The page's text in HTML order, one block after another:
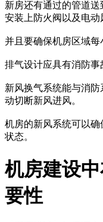
新房还有通过的管道
安装上防火阀以及电动
并且要确保机房区域每
排气设计应具有消防事
新风换气系统能与消
动切断新风进风。
机房的新风系统可以
状态。
机房建设
要性